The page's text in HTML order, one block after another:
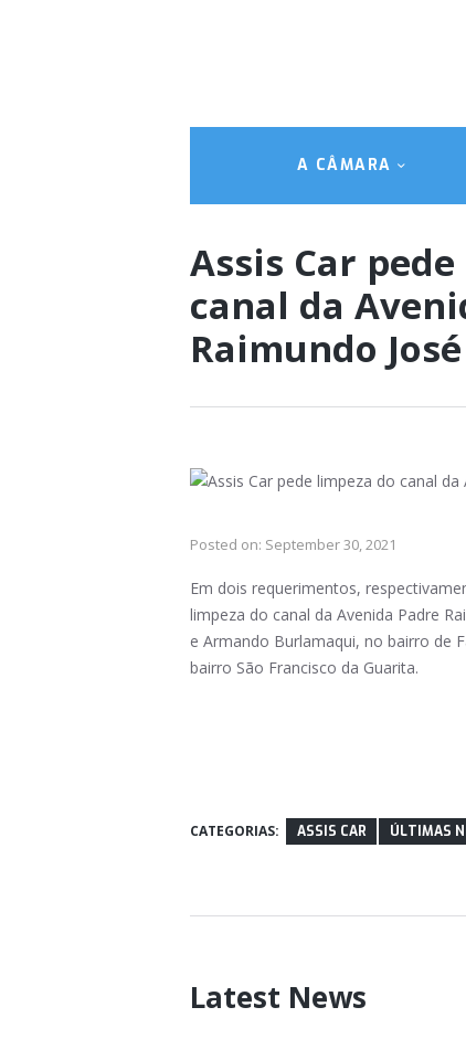
A CÂMARA
Assis Car
canal da
Raimundo
Posted on: September 30, 2021
Em dois requerimentos,
limpeza do canal da Avenida Padre
e Armando Burlamaqui, no bairro de
bairro São Francisco da Guarita.
CATEGORIAS: ASSIS CAR ÚLTIMAS
Latest News